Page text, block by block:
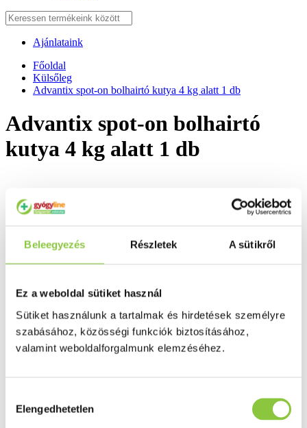
Beleegyezés Részletek A sütikről
Ez a weboldal sütiket használ
Sütiket használunk a tartalmak és hirdetések személyre
szabásához, közösségi funkciók biztosításához,
valamint weboldalforgalmunk elemzéséhez.
kiválasztása
Elengedhetetlen
Ajánlataink
Főoldal
Külsőleg
Advantix spot-on bolhairtó kutya 4 kg alatt 1 db
Advantix spot-on bolhairtó
kutya 4 kg alatt 1 db